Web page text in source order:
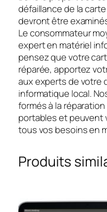
défaillance de la
devront être
Le consommateur
expert en matériel
pensez que votre
réparée, apportez
aux experts de votre
informatique local.
formés à la réparation
portables et peuvent
tous vos besoins en
Produits